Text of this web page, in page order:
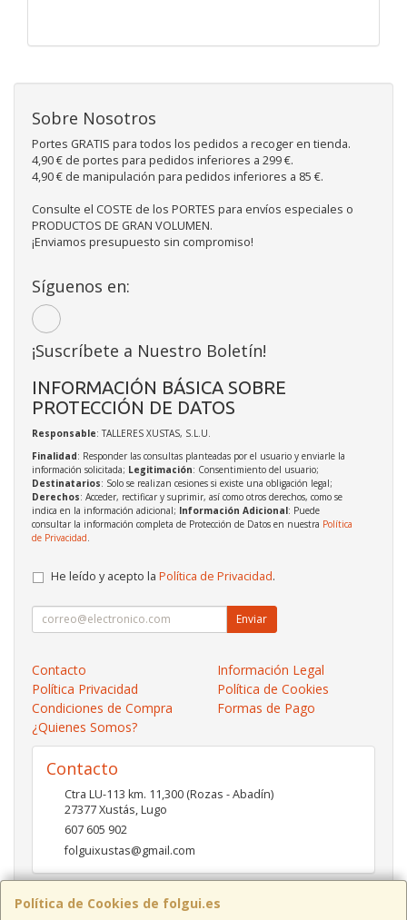
Política de Cookies de folgui.es
Sobre Nosotros
Portes GRATIS para todos los pedidos a recoger en tienda.
4,90 € de portes para pedidos inferiores a 299 €.
4,90 € de manipulación para pedidos inferiores a 85 €.
Consulte el COSTE de los PORTES para envíos especiales o
PRODUCTOS DE GRAN VOLUMEN.
¡Enviamos presupuesto sin compromiso!
Síguenos en:
¡Suscríbete a Nuestro Boletín!
INFORMACIÓN BÁSICA SOBRE
PROTECCIÓN DE DATOS
Responsable: TALLERES XUSTAS, S.L.U.
Finalidad: Responder las consultas planteadas por el usuario y enviarle la
información solicitada; Legitimación: Consentimiento del usuario;
Destinatarios: Solo se realizan cesiones si existe una obligación legal;
Derechos: Acceder, rectificar y suprimir, así como otros derechos, como se
indica en la información adicional; Información Adicional: Puede
consultar la información completa de Protección de Datos en nuestra Política
de Privacidad
He leído y acepto la Política de Privacidad.
Enviar
Contacto
Información Legal
Política Privacidad
Política de Cookies
Condiciones de Compra
Formas de Pago
¿Quienes Somos?
Contacto
Ctra LU-113 km. 11,300 (Rozas - Abadín)
27377Xustás,Lugo
607 605 902
folguixustas@gmail.com
Horario